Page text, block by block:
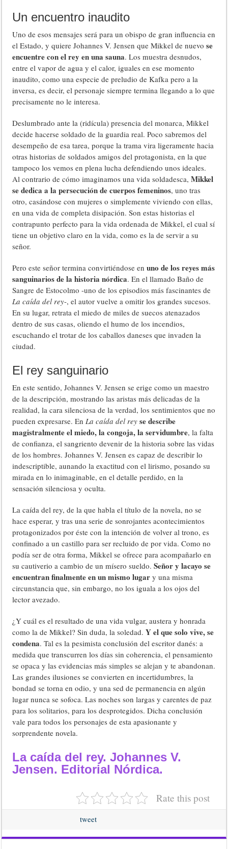
Un encuentro inaudito
Uno de esos mensajes será para un obispo de gran influencia en
el Estado, y quiere Johannes V. Jensen que Mikkel de nuevose
encuentre con el rey en una sauna. Los muestra desnudos,
entre el vapor de agua y el calor, iguales en ese momento
inaudito, como una especie de preludio de Kafka pero a la
inversa, es decir, el personaje siempre termina llegando a lo que
precisamente no le interesa.
Deslumbrado ante la (ridícula) presencia del monarca, Mikkel
decide hacerse soldado de la guardia real. Poco sabremos del
desempeño de esa tarea, porque la trama vira ligeramente hacia
otras historias de soldados amigos del protagonista, en la que
tampoco los vemos en plena lucha defendiendo unos ideales.
Al contrario de cómo imaginamos una vida soldadesca,Mikkel
se dedica a la persecución de cuerpos femeninos, uno tras
otro, casándose con mujeres o simplemente viviendo con ellas,
en una vida de completa disipación. Son estas historias el
contrapunto perfecto para la vida ordenada de Mikkel, el cual sí
tiene un objetivo claro en la vida, como es la de servir a su
señor.
Pero este señor termina convirtiéndose enuno de los reyes más
sanguinarios de la historia nórdica. En el llamado Baño de
Sangre de Estocolmo -uno de los episodios más fascinantes de
La caída del rey-, el autor vuelve a omitir los grandes sucesos.
En su lugar, retrata el miedo de miles de suecos atenazados
dentro de sus casas, oliendo el humo de los incendios,
escuchando el trotar de los caballos daneses que invaden la
ciudad.
El rey sanguinario
En este sentido, Johannes V. Jensen se erige como un maestro
de la descripción, mostrando las aristas más delicadas de la
realidad, la cara silenciosa de la verdad, los sentimientos que no
pueden expresarse. EnLa caída del rey se describe
magistralmente el miedo, la congoja, la servidumbre, la falta
de confianza, el sangriento devenir de la historia sobre las vidas
de los hombres. Johannes V. Jensen es capaz de describir lo
indescriptible, aunando la exactitud con el lirismo, posando su
mirada en lo inimaginable, en el detalle perdido, en la
sensación silenciosa y oculta.
La caída del rey, de la que habla el título de la novela, no se
hace esperar, y tras una serie de sonrojantes acontecimientos
protagonizados por éste con la intención de volver al trono, es
confinado a un castillo para ser recluido de por vida. Como no
podía ser de otra forma, Mikkel se ofrece para acompañarlo en
su cautiverio a cambio de un mísero sueldo.Señor y lacayo se
encuentran finalmente en un mismo lugar y una misma
circunstancia que, sin embargo, no los iguala a los ojos del
lector avezado.
¿Y cuál es el resultado de una vida vulgar, austera y honrada
como la de Mikkel? Sin duda, la soledad.Y el que solo vive, se
condena. Tal es la pesimista conclusión del escritor danés: a
medida que transcurren los días sin coherencia, el pensamiento
se opaca y las evidencias más simples se alejan y te abandonan.
Las grandes ilusiones se convierten en incertidumbres, la
bondad se torna en odio, y una sed de permanencia en algún
lugar nunca se sofoca. Las noches son largas y carentes de paz
para los solitarios, para los desprotegidos. Dicha conclusión
vale para todos los personajes de esta apasionante y
sorprendente novela.
La caída del rey. Johannes V.
Jensen. Editorial Nórdica.
Rate this post
tweet